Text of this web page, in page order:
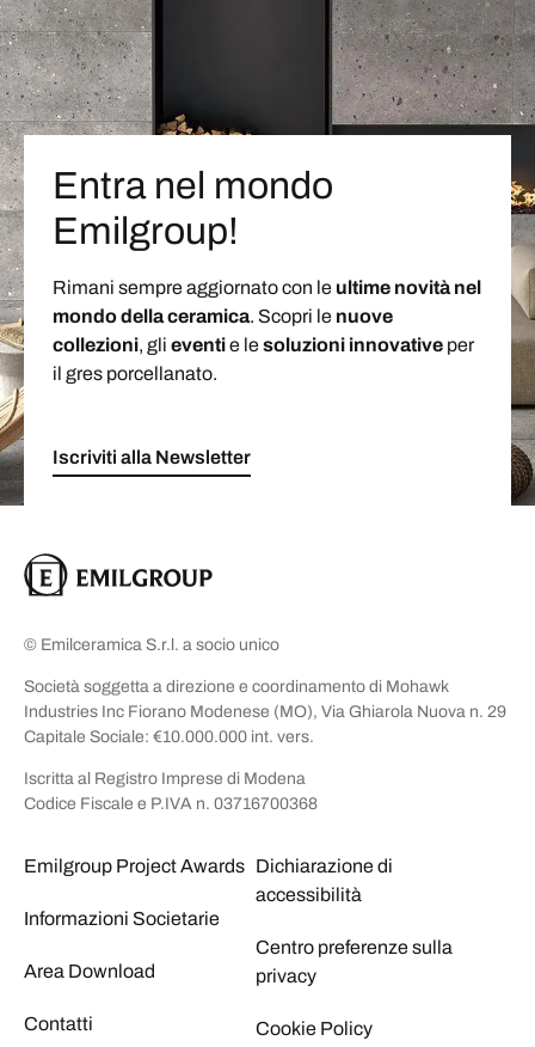
Entra nel mondo
Emilgroup!
Rimani sempre aggiornato con le ultime novità nel
mondo della ceramica. Scopri le nuove
collezioni, gli eventie lesoluzioni innovative per
il gres porcellanato.
Iscriviti alla Newsletter
© Emilceramica S.r.l. a socio unico
Società soggetta a direzione e coordinamento di Mohawk
Industries Inc Fiorano Modenese (MO), Via Ghiarola Nuova n. 29
Capitale Sociale: €10.000.000 int. vers.
Iscritta al Registro Imprese di Modena
Codice Fiscale e P.IVA n. 03716700368
Emilgroup Project Awards
Informazioni Societarie
Area Download
Contatti
Dichiarazione di
accessibilità
Centro preferenze sulla
privacy
Cookie Policy